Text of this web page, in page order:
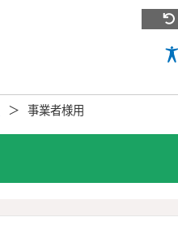
事業者様用